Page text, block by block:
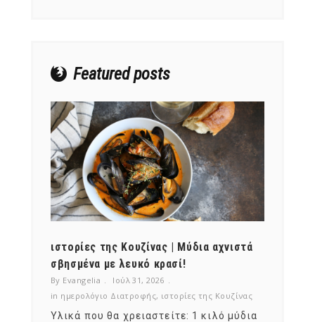
Featured posts
ιστορίες της Κουζίνας | Μύδια αχνιστά
σβησμένα με λευκό κρασί!
By Evangelia
Ιούλ 31, 2026
in ημερολόγιο Διατροφής, ιστορίες της Κουζίνας
Υλικά που θα χρειαστείτε: 1 κιλό μύδια
Get ti
mel
y updates
fro
m
your favorite
products